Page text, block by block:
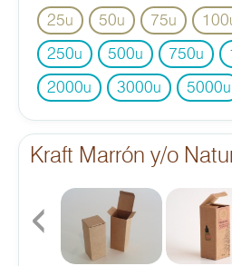
25u 50u 75u 100
250u 500u 750u
2000u 3000u 5000u
Kraft Marrón y/o
‹